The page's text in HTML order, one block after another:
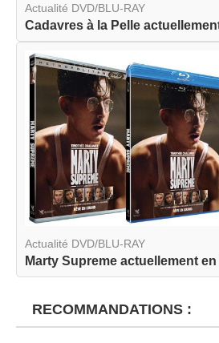
Actualité DVD/BLU-RAY
Actualité DVD/BLU-RAY
RECOMMANDATIONS :